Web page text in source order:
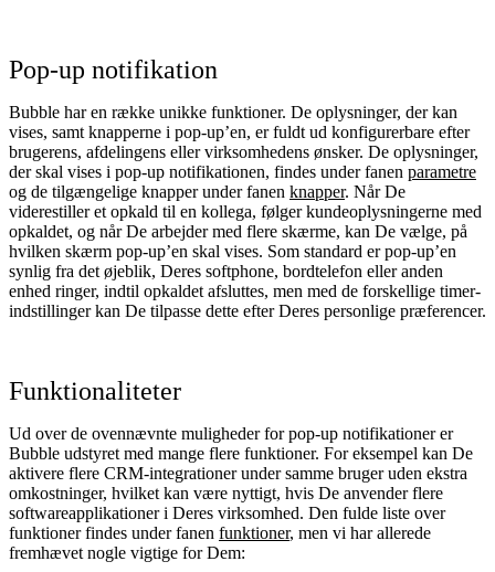
Pop-up notifikation
Bubble har en række unikke funktioner. De oplysninger, der kan
vises, samt knapperne i pop-up’en, er fuldt ud konfigurerbare efter
brugerens, afdelingens eller virksomhedens ønsker. De oplysninger,
der skal vises i pop-up notifikationen, findes under fanen parametre
og de tilgængelige knapper under fanen knapper. Når De
viderestiller et opkald til en kollega, følger kundeoplysningerne med
opkaldet, og når De arbejder med flere skærme, kan De vælge, på
hvilken skærm pop-up’en skal vises. Som standard er pop-up’en
synlig fra det øjeblik, Deres softphone, bordtelefon eller anden
enhed ringer, indtil opkaldet afsluttes, men med de forskellige timer-
indstillinger kan De tilpasse dette efter Deres personlige præferencer.
Funktionaliteter
Ud over de ovennævnte muligheder for pop-up notifikationer er
Bubble udstyret med mange flere funktioner. For eksempel kan De
aktivere flere CRM-integrationer under samme bruger uden ekstra
omkostninger, hvilket kan være nyttigt, hvis De anvender flere
softwareapplikationer i Deres virksomhed. Den fulde liste over
funktioner findes under fanen funktioner, men vi har allerede
fremhævet nogle vigtige for Dem: